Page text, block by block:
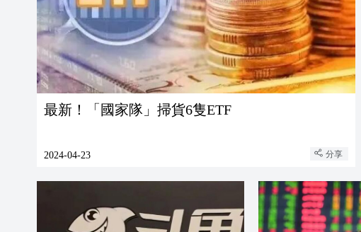
最新！「國家隊」掃貨6隻ETF
2024-04-23 分享